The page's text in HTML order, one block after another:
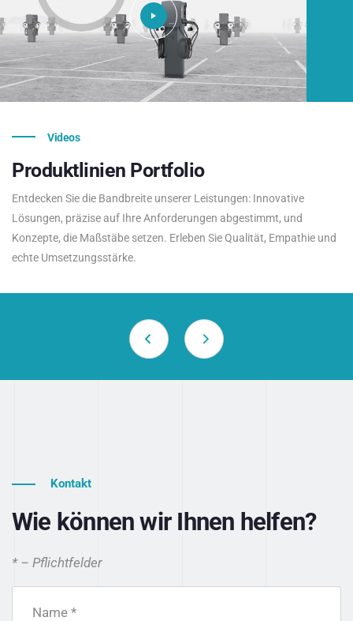
Videos
Produktlinien Portfolio
Entdecken Sie die Bandbreite unserer Leistungen: Innovative
Lösungen, präzise auf Ihre Anforderungen abgestimmt, und
Konzepte, die Maßstäbe setzen. Erleben Sie Qualität, Empathie und
echte Umsetzungsstärke.
Kontakt
Wie können wir Ihnen helfen?
* – Pflichtfelder
Name *